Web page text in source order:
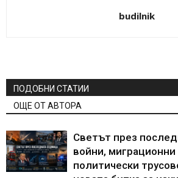
budilnik
ПОДОБНИ СТАТИИ
ОЩЕ ОТ АВТОРА
Светът през
войни, миграционни
политически